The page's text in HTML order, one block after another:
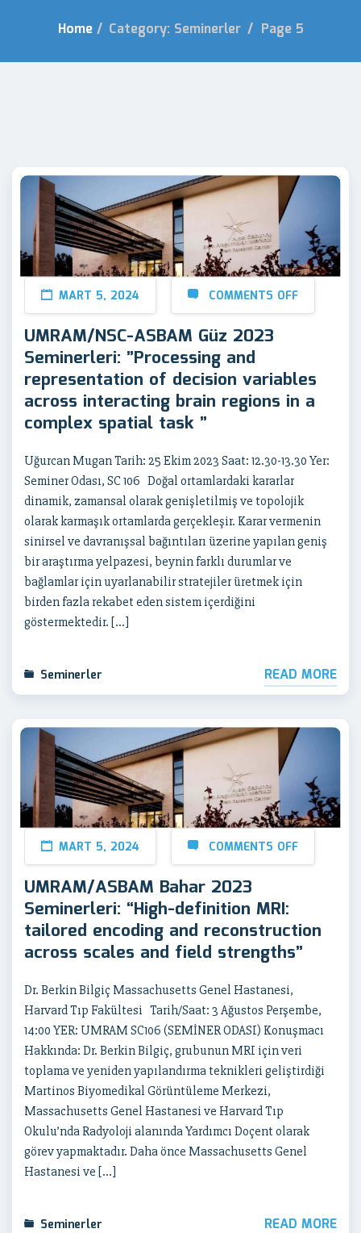
Home / Category: Seminerler / Page 5
MART 5, 2024 COMMENTS OFF
UMRAM/NSC-ASBAM Güz 2023
Seminerleri: ”Processing and
representation of decision variables
across interacting brain regions in a
complex spatial task ”
Uğurcan Mugan Tarih: 25 Ekim 2023 Saat: 12.30-13.30 Yer:
Seminer Odası, SC 106 Doğal ortamlardaki kararlar
dinamik, zamansal olarak genişletilmiş ve topolojik
olarak karmaşık ortamlarda gerçekleşir. Karar vermenin
sinirsel ve davranışsal bağıntıları üzerine yapılan geniş
bir araştırma yelpazesi, beynin farklı durumlar ve
bağlamlar için uyarlanabilir stratejiler üretmek için
birden fazla rekabet eden sistem içerdiğini
göstermektedir. […]
Seminerler READ MORE
MART 5, 2024 COMMENTS OFF
UMRAM/ASBAM Bahar 2023
Seminerleri: “High-definition MRI:
tailored encoding and reconstruction
across scales and field strengths”
Dr. Berkin Bilgiç Massachusetts Genel Hastanesi,
Harvard Tıp Fakültesi Tarih/Saat: 3 Ağustos Perşembe,
14:00 YER: UMRAM SC106 (SEMİNER ODASI) Konuşmacı
Hakkında: Dr. Berkin Bilgiç, grubunun MRI için veri
toplama ve yeniden yapılandırma teknikleri geliştirdiği
Martinos Biyomedikal Görüntüleme Merkezi,
Massachusetts Genel Hastanesi ve Harvard Tıp
Okulu’nda Radyoloji alanında Yardımcı Doçent olarak
görev yapmaktadır. Daha önce Massachusetts Genel
Hastanesi ve […]
Seminerler READ MORE